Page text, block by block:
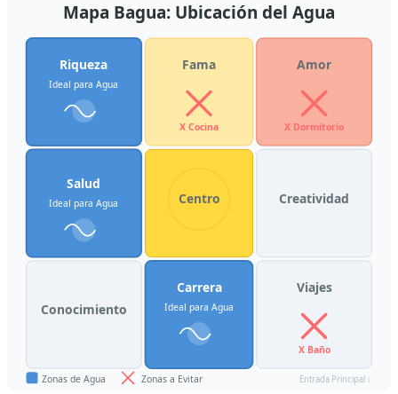
Mapa Bagua: Ubicación del Agua
Riqueza
Ideal para Agua
Fama
X Cocina
Amor
X Dormitorio
Salud
Ideal para Agua Centro Creatividad
Conocimiento
Carrera
Ideal para Agua
Viajes
X Baño
Zonas de Agua Zonas a Evitar Entrada Principal ↓